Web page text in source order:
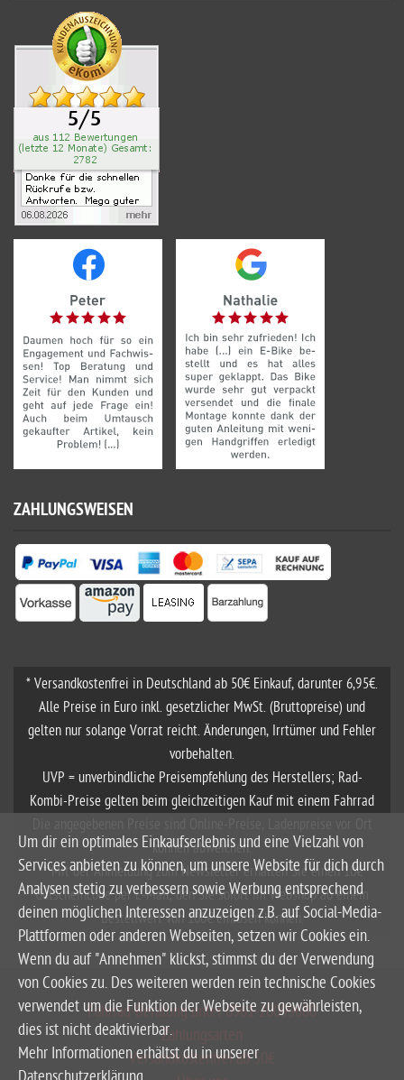
ZAHLUNGSWEISEN
* Versandkostenfrei in Deutschland ab 50€ Einkauf, darunter 6,95€.
Alle Preise in Euro inkl. gesetzlicher MwSt. (Bruttopreise) und
gelten nur solange Vorrat reicht. Änderungen, Irrtümer und Fehler
vorbehalten.
UVP = unverbindliche Preisempfehlung des Herstellers; Rad-
Kombi-Preise gelten beim gleichzeitigen Kauf mit einem Fahrrad
können abweichen.
**Mit der Anmeldung zum Newsletter erhalten Sie einen 10€
Gutscheincode per E-Mail, den Sie sofort im Webshop ab einem
Bestellwert von 100€ einlösen können.
Fahrrad-Beratung unter 0961-20099680
Zahlungsarten
Versandkostenfrei ab 50€
Um dir ein optimales Einkaufserlebnis und eine Vielzahl von
Services anbieten zu können, um unsere Website für dich durch
Analysen stetig zu verbessern sowie Werbung entsprechend
deinen möglichen Interessen anzuzeigen z.B. auf Social-Media-
Plattformen oder anderen Webseiten, setzen wir Cookies ein.
Wenn du auf "Annehmen" klickst, stimmst du der Verwendung
von Cookies zu. Des weiteren werden rein technische Cookies
verwendet um die Funktion der Webseite zu gewährleisten,
dies ist nicht deaktivierbar.
Mehr Informationen erhältst du in unserer